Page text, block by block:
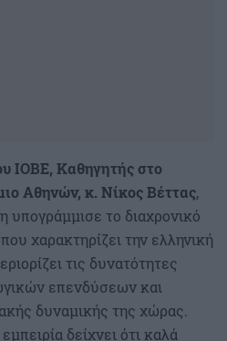
ΙΟΒΕ, Καθηγητής στο
Αθηνών, κ. Νίκος Βέττας,
το διαχρονικό
χαρακτηρίζει την ελληνική
τις δυνατότητες
επενδύσεων και
δυναμικής της χώρας.
δείχνει ότι καλά